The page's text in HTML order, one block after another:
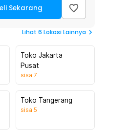
Sekarang
Lihat 6 Lokasi Lainnya
Toko Jakarta
Pusat
sisa 7
Toko Tangerang
sisa 5